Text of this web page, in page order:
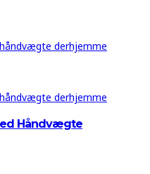
Håndvægte